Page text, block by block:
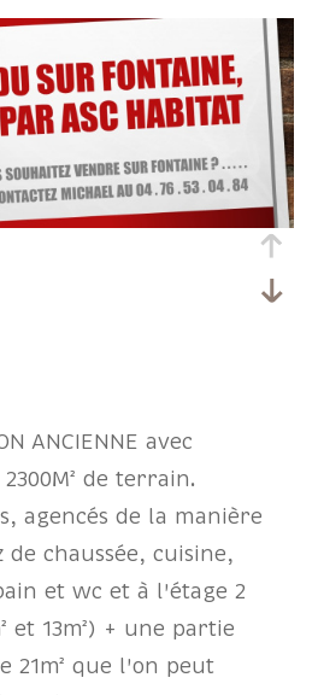
ANCIENNE avec
de terrain.
agencés de la manière
chaussée, cuisine,
et wc et à l'étage 2
et 13m²) + une partie
21m² que l'on peut